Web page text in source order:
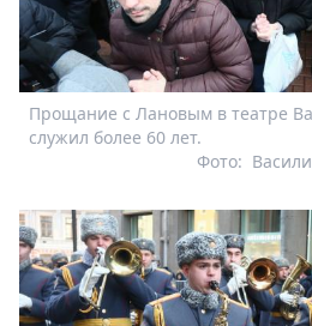
Прощание с Лановым в театре
служил более 60 лет.
Фото: